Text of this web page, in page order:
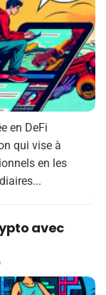
en DeFi
qui vise à
en les
avec